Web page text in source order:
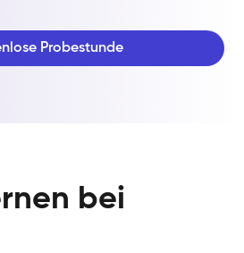
Probestunde
bei